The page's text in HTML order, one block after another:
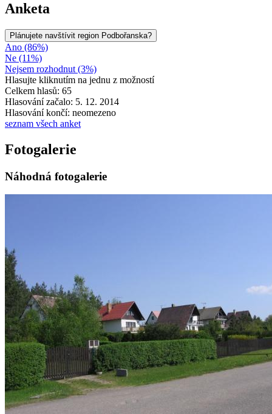
Anketa
Plánujete navštívit region Podbořanska?
Ano (86%)
Ne (11%)
Nejsem rozhodnut (3%)
Hlasujte kliknutím na jednu z možností
Celkem hlasů: 65
Hlasování začalo: 5. 12. 2014
Hlasování končí: neomezeno
seznam všech anket
Fotogalerie
Náhodná fotogalerie